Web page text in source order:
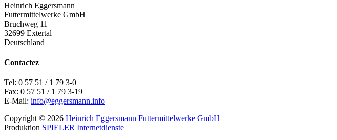
Heinrich Eggersmann
Futtermittelwerke GmbH
Bruchweg 11
32699 Extertal
Deutschland
Contactez
Tel: 0 57 51 / 1 79 3-0
Fax: 0 57 51 / 1 79 3-19
E-Mail: info@eggersmann.info
Copyright © 2026 Heinrich Eggersmann Futtermittelwerke GmbH —
Produktion SPIELER Internetdienste